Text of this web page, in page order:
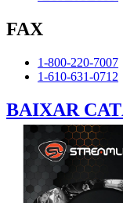
FAX
1-800-220-7007
1-610-631-0712
BAIXAR